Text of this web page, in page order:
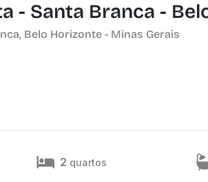
- Santa Branca -
Belo Horizonte - Minas Gerais
2 quartos